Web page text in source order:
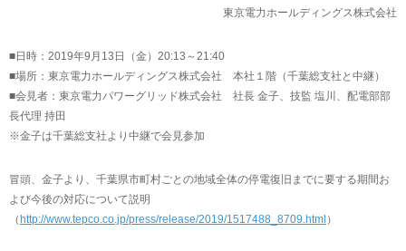
東京電力ホールディングス株式会社
■日時：2019年9月13日（金）20:13～21:40
■場所：東京電力ホールディングス株式会社 本社１階（千葉総支社と中継）
■会見者：東京電力パワーグリッド株式会社 社長 金子、技監 塩川、配電部部
長代理 持田
※金子は千葉総支社より中継で会見参加
冒頭、金子より、千葉県市町村ごとの地域全体の停電復旧までに要する期間お
よび今後の対応について説明
（ http://www.tepco.co.jp/press/release/2019/1517488_8709.html ）